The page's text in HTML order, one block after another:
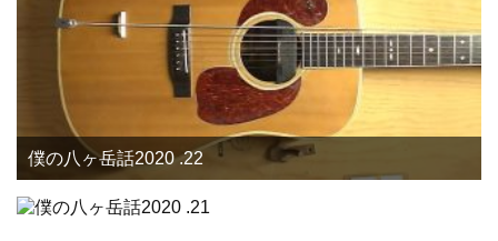
僕の八ヶ岳話2020 .22